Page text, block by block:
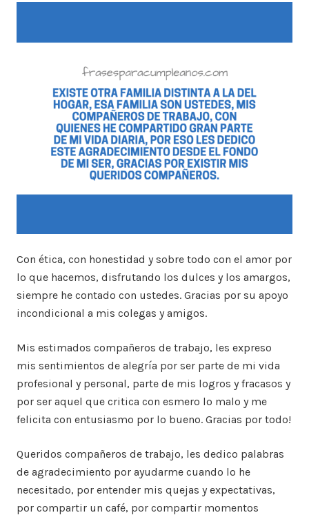
Con ética, con honestidad y sobre todo con el amor por
lo que hacemos, disfrutando los dulces y los amargos,
siempre he contado con ustedes. Gracias por su apoyo
incondicional a mis colegas y amigos.
Mis estimados compañeros de trabajo, les expreso
mis sentimientos de alegría por ser parte de mi vida
profesional y personal, parte de mis logros y fracasos y
por ser aquel que critica con esmero lo malo y me
felicita con entusiasmo por lo bueno. Gracias por todo!
Queridos compañeros de trabajo, les dedico palabras
de agradecimiento por ayudarme cuando lo he
necesitado, por entender mis quejas y expectativas,
por compartir un café, por compartir momentos